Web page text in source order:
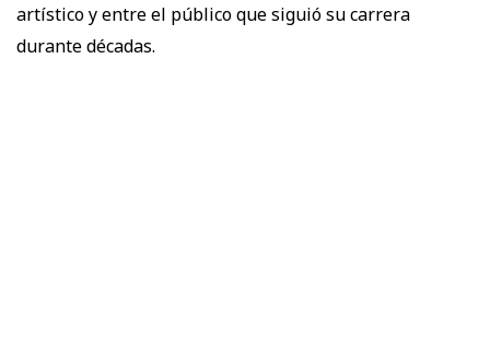
artístico y entre el público que siguió su carrera
durante décadas.